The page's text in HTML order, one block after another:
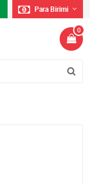
Para Birimi
0